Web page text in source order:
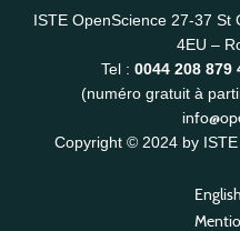
ISTE OpenScience 27-37 St
4EU –
Tel : 0044 208 879
(numéro gratuit à
Copyright © 2024 by
English